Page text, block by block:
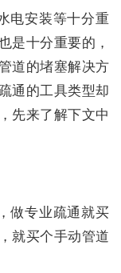
电安装等十分重
是十分重要的，
道的堵塞解决方
通的工具类型却
先来了解下文中
做专业疏通就买
就买个手动管道